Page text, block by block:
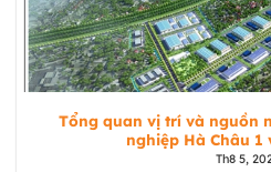
Tổng quan vị trí và nguồn
nghiệp Hà Châu 1
Th8 5,